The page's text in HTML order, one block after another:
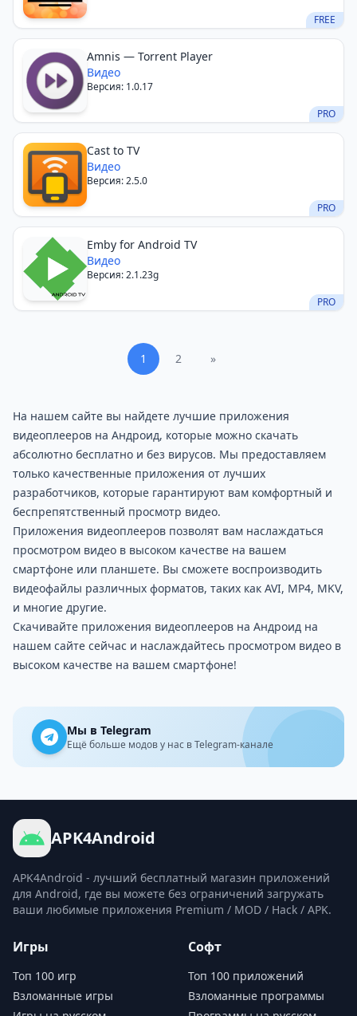
FREE
Amnis — Torrent Player
Видео
Версия: 1.0.17
PRO
Cast to TV
Видео
Версия: 2.5.0
PRO
Emby for Android TV
Видео
Версия: 2.1.23g
PRO
1 2 »
На нашем сайте вы найдете лучшие приложения
видеоплееров на Андроид, которые можно скачать
абсолютно бесплатно и без вирусов. Мы предоставляем
только качественные приложения от лучших
разработчиков, которые гарантируют вам комфортный и
беспрепятственный просмотр видео.
Приложения видеоплееров позволят вам наслаждаться
просмотром видео в высоком качестве на вашем
смартфоне или планшете. Вы сможете воспроизводить
видеофайлы различных форматов, таких как AVI, MP4, MKV,
и многие другие.
Скачивайте приложения видеоплееров на Андроид на
нашем сайте сейчас и наслаждайтесь просмотром видео в
высоком качестве на вашем смартфоне!
Мы в Telegram
Ещё больше модов у нас в Telegram-канале
APK4Android
APK4Android - лучший бесплатный магазин приложений
для Android, где вы можете без ограничений загружать
ваши любимые приложения Premium / MOD / Hack / APK.
Игры
Топ 100 игр
Взломанные игры
Софт
Топ 100 приложений
Взломанные программы